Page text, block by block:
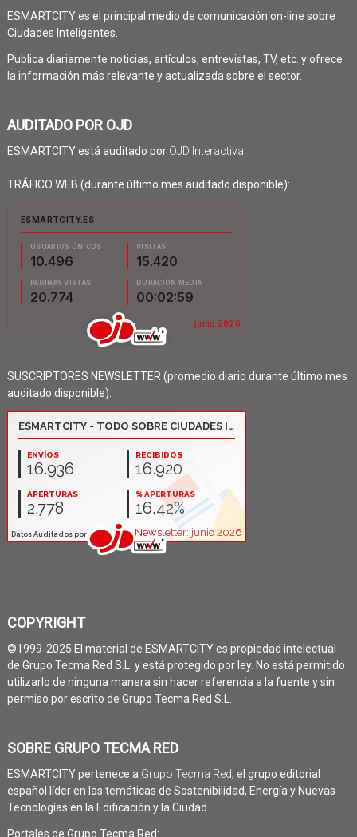
ESMARTCITY es el principal medio de comunicación on-line sobre
Ciudades Inteligentes.
Publica diariamente noticias, artículos, entrevistas, TV, etc. y ofrece
la información más relevante y actualizada sobre el sector.
AUDITADO POR OJD
ESMARTCITY está auditado por OJD Interactiva.
TRÁFICO WEB (durante último mes auditado disponible):
SUSCRIPTORES NEWSLETTER (promedio diario durante último mes
auditado disponible):
COPYRIGHT
©1999-2025 El material de ESMARTCITY es propiedad intelectual
de Grupo Tecma Red S.L. y está protegido por ley. No está permitido
utilizarlo de ninguna manera sin hacer referencia a la fuente y sin
permiso por escrito de Grupo Tecma Red S.L.
SOBRE GRUPO TECMA RED
ESMARTCITY pertenece a Grupo Tecma Red, el grupo editorial
español líder en las temáticas de Sostenibilidad, Energía y Nuevas
Tecnologías en la Edificación y la Ciudad.
Portales de Grupo Tecma Red: